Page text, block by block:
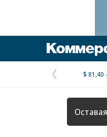
страница
$ 81,40